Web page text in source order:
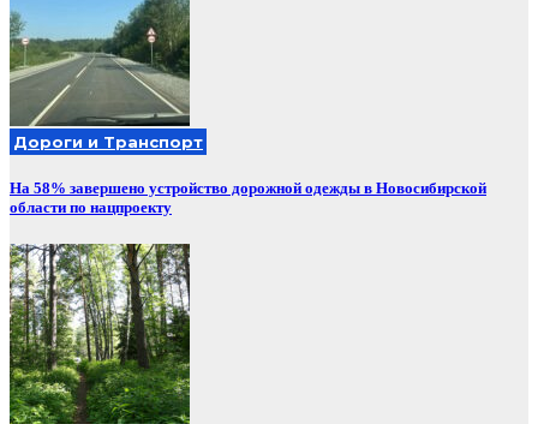
Дороги и Транспорт
На 58% завершено устройство дорожной одежды в Новосибирской
области по нацпроекту